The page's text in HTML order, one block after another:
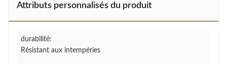
Attributs personnalisés du produit
durabilité:
Résistant aux intempéries